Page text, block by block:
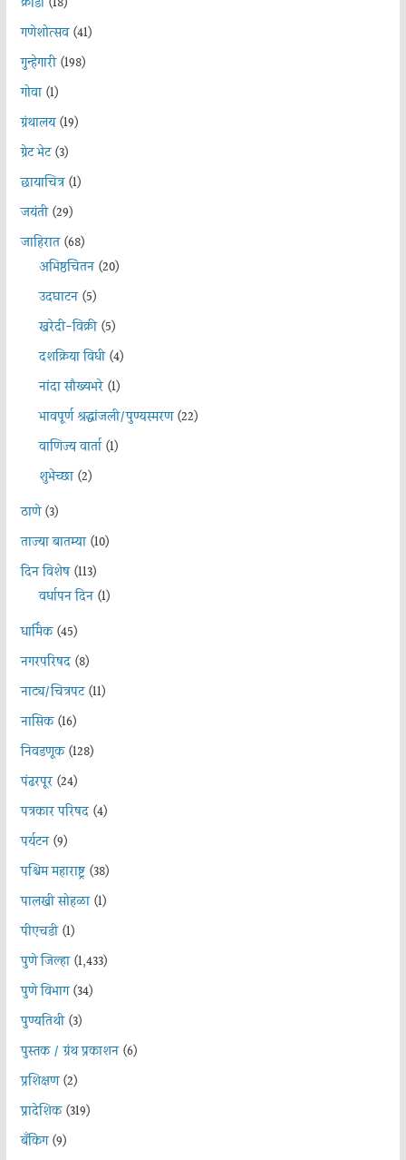
गणेशोत्सव(41)
गुन्हेगारी(198)
गोवा(1)
ग्रंथालय(19)
ग्रेट भेट(3)
छायाचित्र(1)
जयंती(29)
जाहिरात(68)
अभिष्ठचिंतन(20)
उदघाटन(5)
खरेदी-विक्री(5)
दशक्रिया विधी(4)
नांदा सौख्यभरे(1)
भावपूर्ण श्रद्धांजली/पुण्यस्मरण(22)
वाणिज्य वार्ता(1)
शुभेच्छा(2)
ठाणे(3)
ताज्या बातम्या(10)
दिन विशेष(113)
वर्धापन दिन(1)
धार्मिक(45)
नगरपरिषद(8)
नाट्य/चित्रपट(11)
नासिक(16)
निवडणूक(128)
पंढरपूर(24)
पत्रकार परिषद(4)
पर्यटन(9)
पश्चिम महाराष्ट्र(38)
पालखी सोहळा(1)
पीएचडी(1)
पुणे जिल्हा(1,433)
पुणे विभाग(34)
पुण्यतिथी(3)
पुस्तक / ग्रंथ प्रकाशन(6)
प्रशिक्षण(2)
प्रादेशिक(319)
बँकिंग(9)